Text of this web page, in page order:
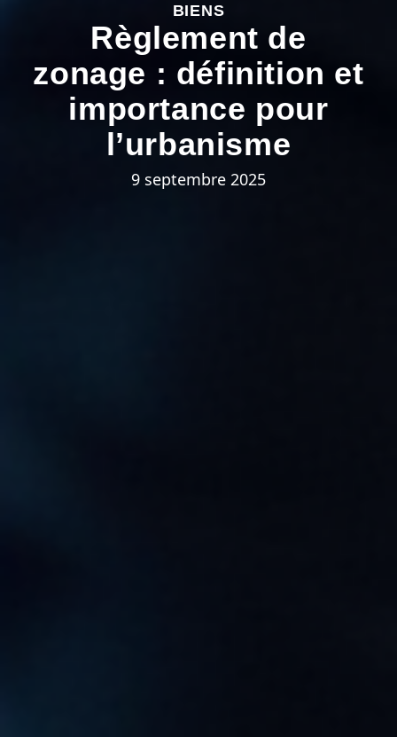
BIENS
Règlement de
zonage : définition et
importance pour
l’urbanisme
9 septembre 2025